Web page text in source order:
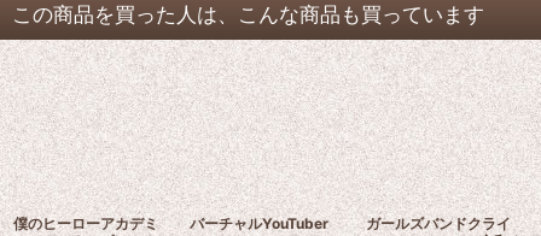
この商品を買った人は、こんな商品も買っています
僕のヒーローアカデミ
バーチャルYouTuber
ガールズバンドクライ